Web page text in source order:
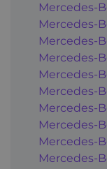
Mercedes-
Mercedes-
Mercedes-
Mercedes-
Mercedes-
Mercedes-
Mercedes-
Mercedes-
Mercedes-
Mercedes-